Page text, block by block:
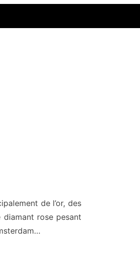
de l’or, des
rose pesant